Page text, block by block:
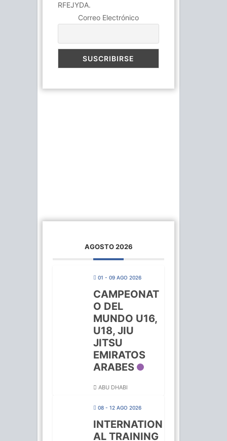
RFEJYDA.
Correo Electrónico
AGOSTO 2026
01 - 09 AGO 2026
CAMPEONAT
O DEL
MUNDO U16,
U18, JIU
JITSU
EMIRATOS
ARABES
ABU DHABI
08 - 12 AGO 2026
INTERNATION
AL TRAINING